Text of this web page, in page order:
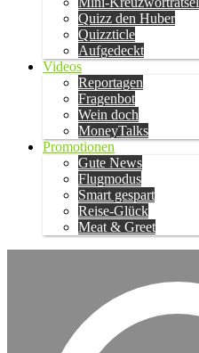
Quizz den Huber
Quizzticle
Aufgedeckt
Videos
Reportagen
Fragenbot
Wein doch
MoneyTalks
Promotionen
Gute News
Flugmodus
Smart gespart
Reise-Glück
Meat & Greet